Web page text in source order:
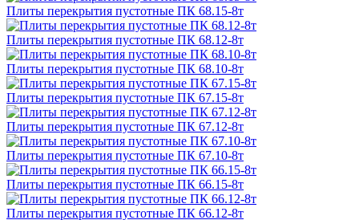
Плиты перекрытия пустотные ПК 68.15-8т
Плиты перекрытия пустотные ПК 68.12-8т
Плиты перекрытия пустотные ПК 68.10-8т
Плиты перекрытия пустотные ПК 67.15-8т
Плиты перекрытия пустотные ПК 67.12-8т
Плиты перекрытия пустотные ПК 67.10-8т
Плиты перекрытия пустотные ПК 66.15-8т
Плиты перекрытия пустотные ПК 66.12-8т